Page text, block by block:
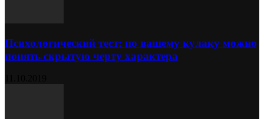
Психологический тест: по вашему кулаку можно
понять скрытую черту характера